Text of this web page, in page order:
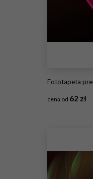
Fototapeta
cena od 62 zł